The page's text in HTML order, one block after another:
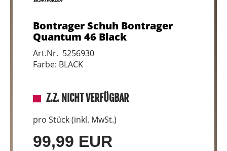
Bontrager Schuh Bontrager
Quantum 46 Black
Art.Nr. 5256930
Farbe: BLACK
Z.Z. NICHT VERFÜGBAR
pro Stück (inkl. MwSt.)
99,99 EUR